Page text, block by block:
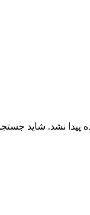
پیدا نشد. شاید